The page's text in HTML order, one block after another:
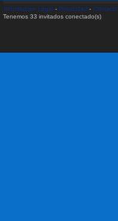
Información Legal - Privacidad - Contacto
Tenemos 33 invitados conectado(s)